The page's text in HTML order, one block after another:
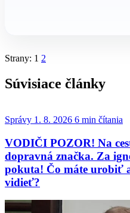
Strany: 1 2
Súvisiace články
Správy 1. 8. 2026 6 min čítania
VODIČI POZOR! Na
dopravná značka. Za
pokuta! Čo máte urobiť
vidieť?